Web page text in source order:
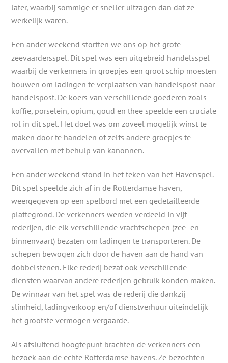
later, waarbij sommige er sneller uitzagen dan dat ze
werkelijk waren.
Een ander weekend stortten we ons op het grote
zeevaardersspel. Dit spel was een uitgebreid handelsspel
waarbij de verkenners in groepjes een groot schip moesten
bouwen om ladingen te verplaatsen van handelspost naar
handelspost. De koers van verschillende goederen zoals
koffie, porselein, opium, goud en thee speelde een cruciale
rol in dit spel. Het doel was om zoveel mogelijk winst te
maken door te handelen of zelfs andere groepjes te
overvallen met behulp van kanonnen.
Een ander weekend stond in het teken van het Havenspel.
Dit spel speelde zich af in de Rotterdamse haven,
weergegeven op een spelbord met een gedetailleerde
plattegrond. De verkenners werden verdeeld in vijf
rederijen, die elk verschillende vrachtschepen (zee- en
binnenvaart) bezaten om ladingen te transporteren. De
schepen bewogen zich door de haven aan de hand van
dobbelstenen. Elke rederij bezat ook verschillende
diensten waarvan andere rederijen gebruik konden maken.
De winnaar van het spel was de rederij die dankzij
slimheid, ladingverkoop en/of dienstverhuur uiteindelijk
het grootste vermogen vergaarde.
Als afsluitend hoogtepunt brachten de verkenners een
bezoek aan de echte Rotterdamse havens. Ze bezochten